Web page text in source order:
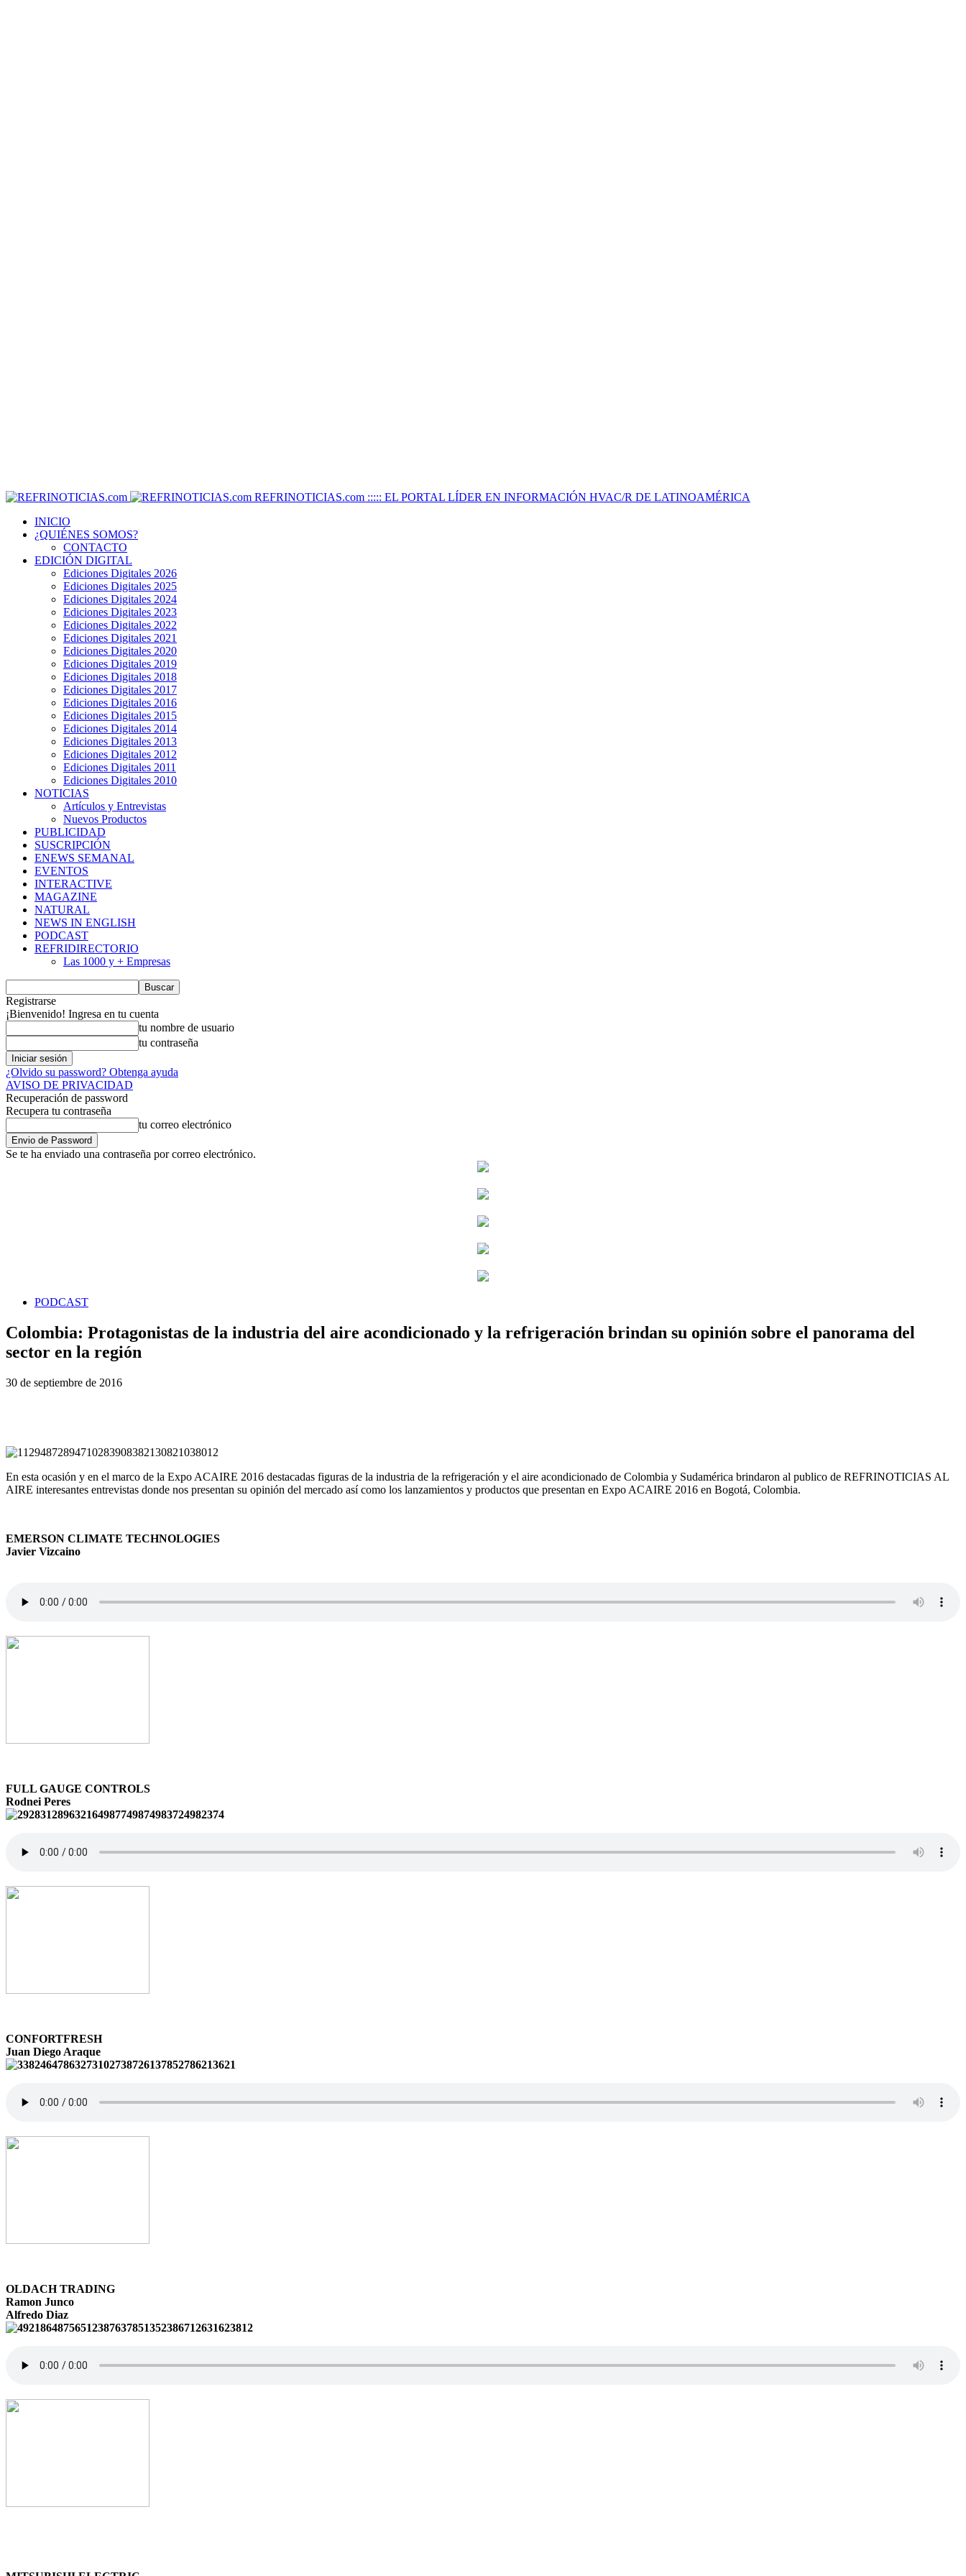
REFRINOTICIAS.com ::::: EL PORTAL LÍDER EN INFORMACIÓN HVAC/R DE LATINOAMÉRICA
INICIO
¿QUIÉNES SOMOS?
CONTACTO
EDICIÓN DIGITAL
Ediciones Digitales 2026
Ediciones Digitales 2025
Ediciones Digitales 2024
Ediciones Digitales 2023
Ediciones Digitales 2022
Ediciones Digitales 2021
Ediciones Digitales 2020
Ediciones Digitales 2019
Ediciones Digitales 2018
Ediciones Digitales 2017
Ediciones Digitales 2016
Ediciones Digitales 2015
Ediciones Digitales 2014
Ediciones Digitales 2013
Ediciones Digitales 2012
Ediciones Digitales 2011
Ediciones Digitales 2010
NOTICIAS
Artículos y Entrevistas
Nuevos Productos
PUBLICIDAD
SUSCRIPCIÓN
ENEWS SEMANAL
EVENTOS
INTERACTIVE
MAGAZINE
NATURAL
NEWS IN ENGLISH
PODCAST
REFRIDIRECTORIO
Las 1000 y + Empresas
Registrarse
¡Bienvenido! Ingresa en tu cuenta
tu nombre de usuario
tu contraseña
¿Olvido su password? Obtenga ayuda
AVISO DE PRIVACIDAD
Recuperación de password
Recupera tu contraseña
tu correo electrónico
Se te ha enviado una contraseña por correo electrónico.
PODCAST
Colombia: Protagonistas de la industria del aire acondicionado y la refrigeración brindan su opinión sobre el panorama del
sector en la región
30 de septiembre de 2016
En esta ocasión y en el marco de la Expo ACAIRE 2016 destacadas figuras de la industria de la refrigeración y el aire acondicionado de Colombia y Sudamérica brindaron al publico de REFRINOTICIAS AL
AIRE interesantes entrevistas donde nos presentan su opinión del mercado así como los lanzamientos y productos que presentan en Expo ACAIRE 2016 en Bogotá, Colombia.
EMERSON CLIMATE TECHNOLOGIES
Javier Vizcaino
FULL GAUGE CONTROLS
Rodnei Peres
CONFORTFRESH
Juan Diego Araque
OLDACH TRADING
Ramon Junco
Alfredo Diaz